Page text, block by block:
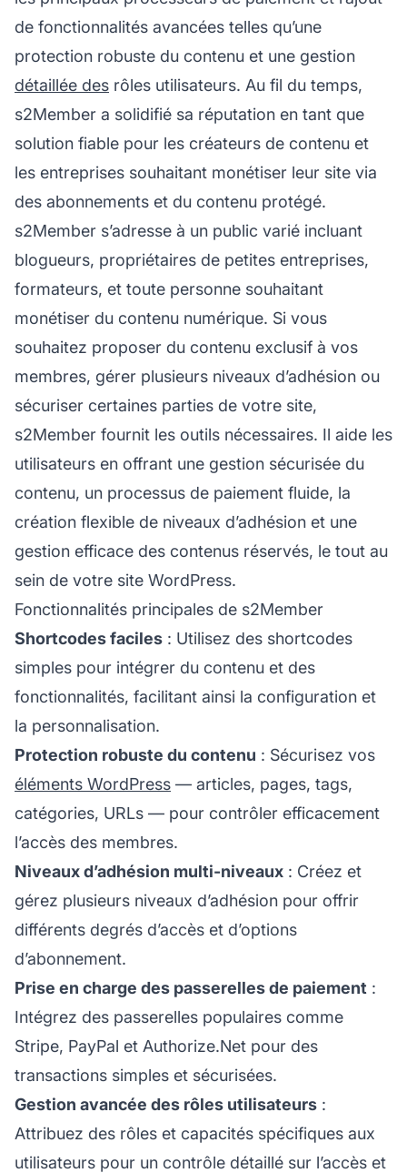
de fonctionnalités avancées telles qu’une
protection robuste du contenu et une gestion
détaillée des rôles utilisateurs. Au fil du temps,
s2Member a solidifié sa réputation en tant que
solution fiable pour les créateurs de contenu et
les entreprises souhaitant monétiser leur site via
des abonnements et du contenu protégé.
s2Member s’adresse à un public varié incluant
blogueurs, propriétaires de petites entreprises,
formateurs, et toute personne souhaitant
monétiser du contenu numérique. Si vous
souhaitez proposer du contenu exclusif à vos
membres, gérer plusieurs niveaux d’adhésion ou
sécuriser certaines parties de votre site,
s2Member fournit les outils nécessaires. Il aide les
utilisateurs en offrant une gestion sécurisée du
contenu, un processus de paiement fluide, la
création flexible de niveaux d’adhésion et une
gestion efficace des contenus réservés, le tout au
sein de votre site WordPress.
Fonctionnalités principales de s2Member
Shortcodes faciles : Utilisez des shortcodes
simples pour intégrer du contenu et des
fonctionnalités, facilitant ainsi la configuration et
la personnalisation.
Protection robuste du contenu : Sécurisez vos
éléments WordPress — articles, pages, tags,
catégories, URLs — pour contrôler efficacement
l’accès des membres.
Niveaux d’adhésion multi-niveaux : Créez et
gérez plusieurs niveaux d’adhésion pour offrir
différents degrés d’accès et d’options
d’abonnement.
Prise en charge des passerelles de paiement :
Intégrez des passerelles populaires comme
Stripe, PayPal et Authorize.Net pour des
transactions simples et sécurisées.
Gestion avancée des rôles utilisateurs :
Attribuez des rôles et capacités spécifiques aux
utilisateurs pour un contrôle détaillé sur l’accès et